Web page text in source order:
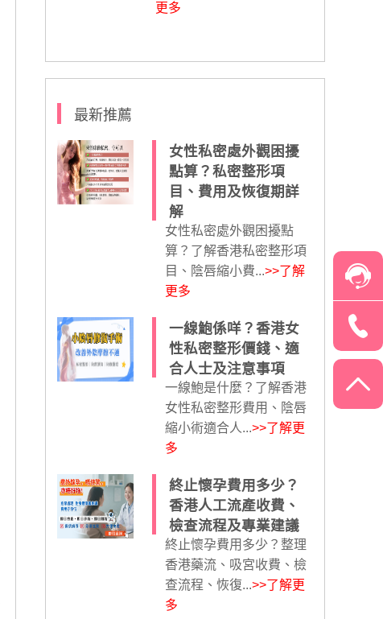
更多
最新推薦
女性私密處外觀困擾
點算？私密整形項
目、費用及恢復期詳
解
女性私密處外觀困擾點
算？了解香港私密整形項
目、陰唇縮小費...>>了解
更多
一線鮑係咩？香港女
性私密整形價錢、適
合人士及注意事項
一線鮑是什麼？了解香港
女性私密整形費用、陰唇
縮小術適合人...>>了解更
多
終止懷孕費用多少？
香港人工流產收費、
檢查流程及專業建議
終止懷孕費用多少？整理
香港藥流、吸宮收費、檢
查流程、恢復...>>了解更
多